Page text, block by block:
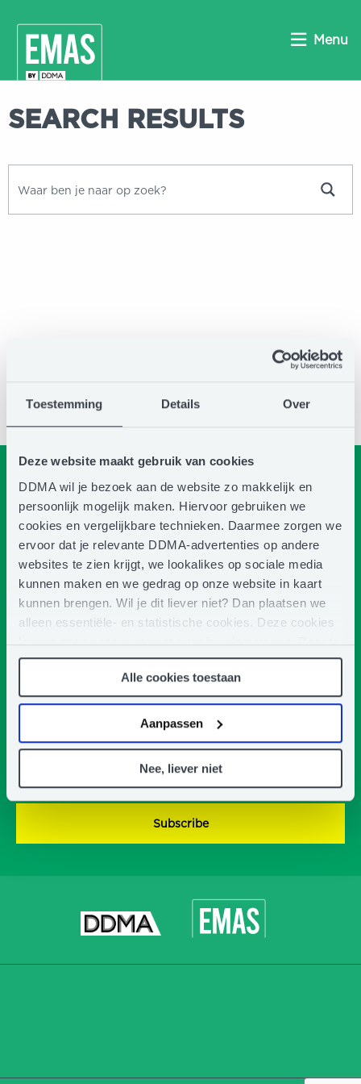
Toestemming Details Over
Deze website maakt gebruik van cookies
DDMA wil je bezoek aan de website zo makkelijk en
persoonlijk mogelijk maken. Hiervoor gebruiken we
cookies en vergelijkbare technieken. Daarmee zorgen we
ervoor dat je relevante DDMA-advertenties op andere
websites te zien krijgt, we lookalikes op sociale media
kunnen maken en we gedrag op onze website in kaart
kunnen brengen. Wil je dit liever niet? Dan plaatsen we
alleen essentiële- en statistische cookies. Deze cookies
leggen geen gegevens vast over jou als persoon. Door te
klikken op het ‘clip’-pictogram in de linkerbenedenhoek
van de webpagina die je bezoekt, kun je je toestemming
weer intrekken (of aanpassen). Meer weten? Lees dan
ons Privacy Statement.
Alle cookies toestaan
Aanpassen
Nee, liever niet
Menu
SEARCH RESULTS
And receive updates about Email Marketing Automation
" indicates required fields
First
name
*
Last
name
name
Email
*
CAPTCHA